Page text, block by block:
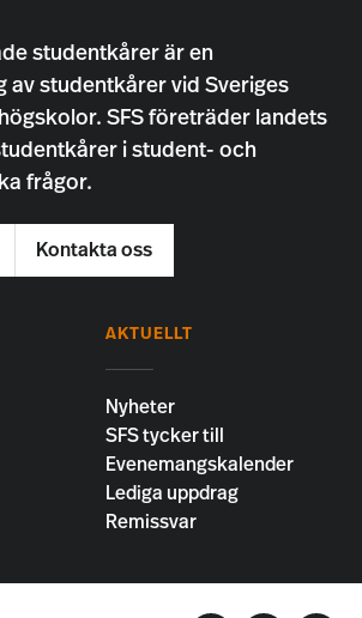
studentkårer är en
av studentkårer vid Sveriges
SFS företräder landets
i student- och
frågor.
Kontakta oss
AKTUELLT
Nyheter
SFS tycker till
Evenemangskalender
Lediga uppdrag
Remissvar